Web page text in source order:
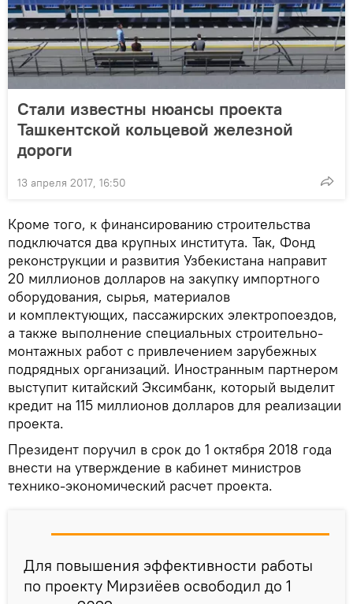
Стали известны нюансы проекта
Ташкентской кольцевой железной
дороги
13 апреля 2017, 16:50
Кроме того, к финансированию строительства
подключатся два крупных института. Так, Фонд
реконструкции и развития Узбекистана направит
20 миллионов долларов на закупку импортного
оборудования, сырья, материалов
и комплектующих, пассажирских электропоездов,
а также выполнение специальных строительно-
монтажных работ с привлечением зарубежных
подрядных организаций. Иностранным партнером
выступит китайский Эксимбанк, который выделит
кредит на 115 миллионов долларов для реализации
проекта.
Президент поручил в срок до 1 октября 2018 года
внести на утверждение в кабинет министров
технико-экономический расчет проекта.
Для повышения эффективности работы
по проекту Мирзиёев освободил до 1